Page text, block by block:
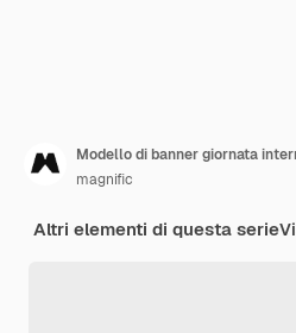
Modello di banner giornata
magnific
Altri elementi di questa serie